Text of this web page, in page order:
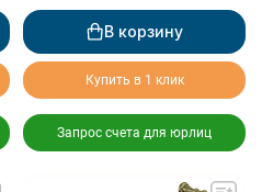
В корзину
Купить в 1 клик
Запрос счета для юрлиц